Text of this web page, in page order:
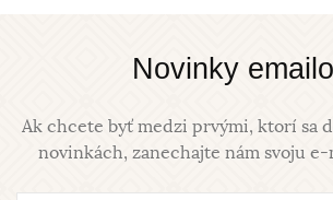
Novinky
Ak chcete byť medzi prvými, ktorí sa
novinkách, zanechajte nám svoju